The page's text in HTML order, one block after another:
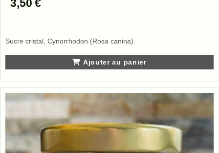
3,50 €
Sucre cristal, Cynorrhodon (Rosa canina)
Ajouter au panier